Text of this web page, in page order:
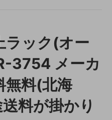
ラック(オー
3754 メーカ
無料(北海
料が掛かり